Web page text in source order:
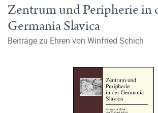
Zentrum und Peripherie in
Germania Slavica
Beiträge zu Ehren von Winfried Schich